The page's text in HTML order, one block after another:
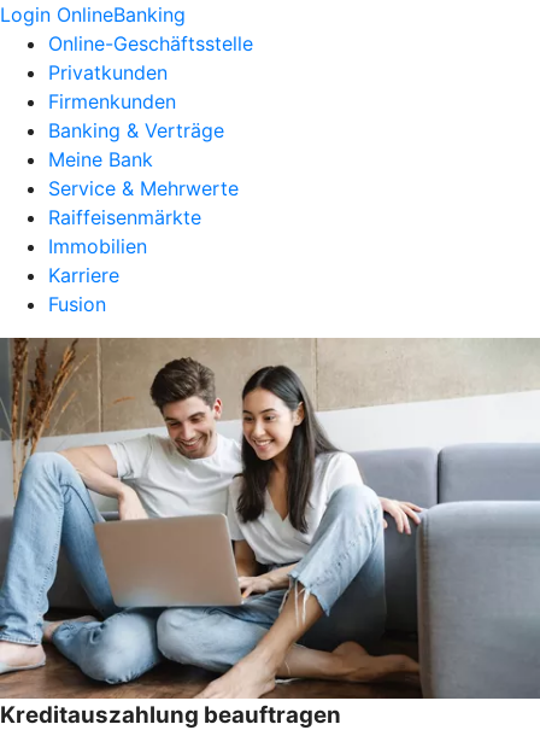
Login OnlineBanking
Online-Geschäftsstelle
Privatkunden
Firmenkunden
Banking & Verträge
Meine Bank
Service & Mehrwerte
Raiffeisenmärkte
Immobilien
Karriere
Fusion
Kreditauszahlung beauftragen